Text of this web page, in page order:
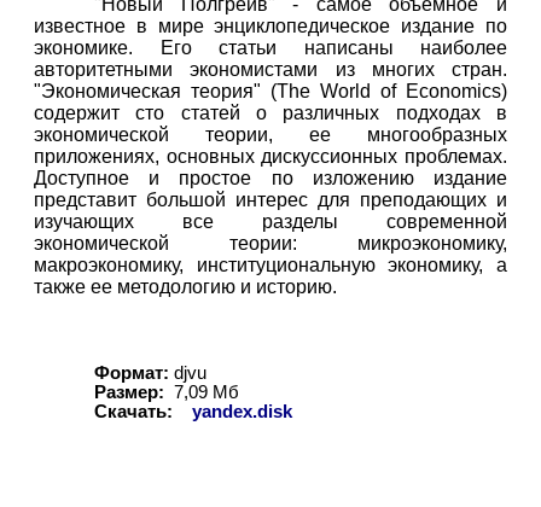
"Новый Полгрейв" - самое объемное и
известное в мире энциклопедическое издание по
экономике. Его статьи написаны наиболее
авторитетными экономистами из многих стран.
"Экономическая теория" (The World of Economics)
содержит сто статей о различных подходах в
экономической теории, ее многообразных
приложениях, основных дискуссионных проблемах.
Доступное и простое по изложению издание
представит большой интерес для преподающих и
изучающих все разделы современной
экономической теории: микроэкономику,
макроэкономику, институциональную экономику, а
также ее методологию и историю.
Формат: djvu
Размер: 7,09 Мб
Скачать:
yandex.disk